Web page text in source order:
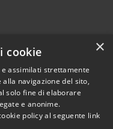
© 2026 • Comune di
Casalbore • Powered by
×
cookie
assimilati strettamente
navigazione del sito,
solo fine di elaborare
e anonime.
policy al seguente link